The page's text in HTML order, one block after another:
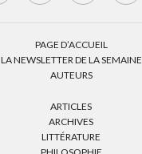
PAGE D’ACCUEIL
LA NEWSLETTER DE LA SEMAINE
AUTEURS
ARTICLES
ARCHIVES
LITTÉRATURE